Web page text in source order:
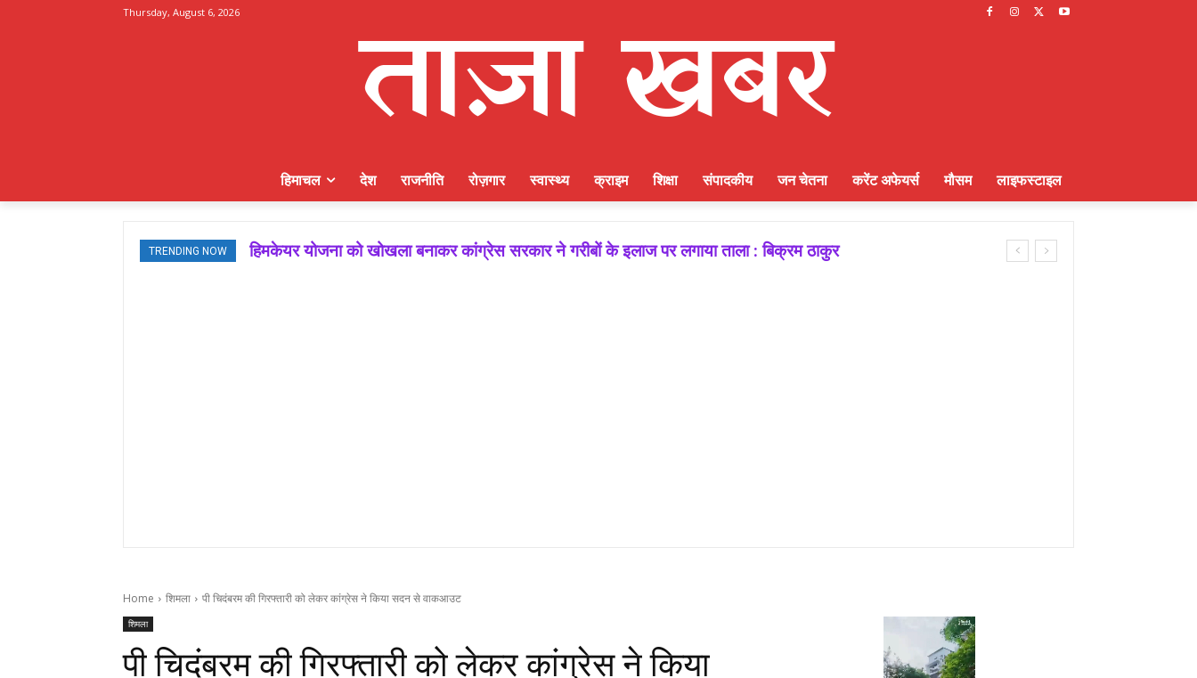
Thursday, August 6, 2026
हिमाचल देश राजनीति रोज़गार स्वास्थ्य क्राइम शिक्षा संपादकीय जन चेतना करेंट अफेयर्स मौसम लाइफस्टाइल
TRENDING NOW हिमकेयर योजना को खोखला बनाकर कांग्रेस सरकार ने गरीबों के इलाज पर लगाया ताला : बिक्रम ठाकुर
Home शिमला पी चिदंबरम की गिरफ्तारी को लेकर कांग्रेस ने किया सदन से वाकआउट
शिमला
पी चिदंबरम की गिरफ्तारी को लेकर कांग्रेस ने किया